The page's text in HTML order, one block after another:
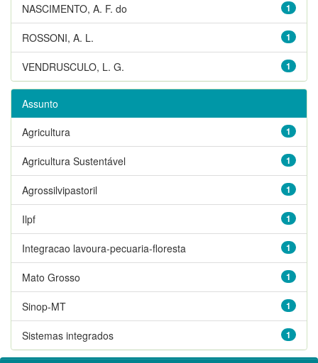
1
NASCIMENTO, A. F. do
1
ROSSONI, A. L.
1
VENDRUSCULO, L. G.
Assunto
1
Agricultura
1
Agricultura Sustentável
1
Agrossilvipastoril
1
Ilpf
1
Integracao lavoura-pecuaria-floresta
1
Mato Grosso
1
Sinop-MT
1
Sistemas integrados